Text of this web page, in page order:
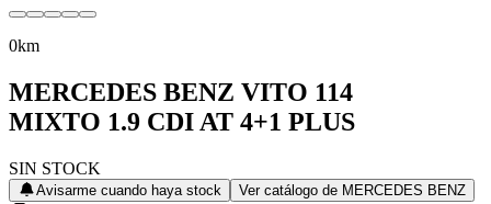
0km
MERCEDES BENZ VITO 114
MIXTO 1.9 CDI AT 4+1 PLUS
SIN STOCK
Avisarme cuando haya stock Ver catálogo de MERCEDES BENZ